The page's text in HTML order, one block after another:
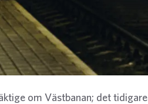
om Västbanan; det